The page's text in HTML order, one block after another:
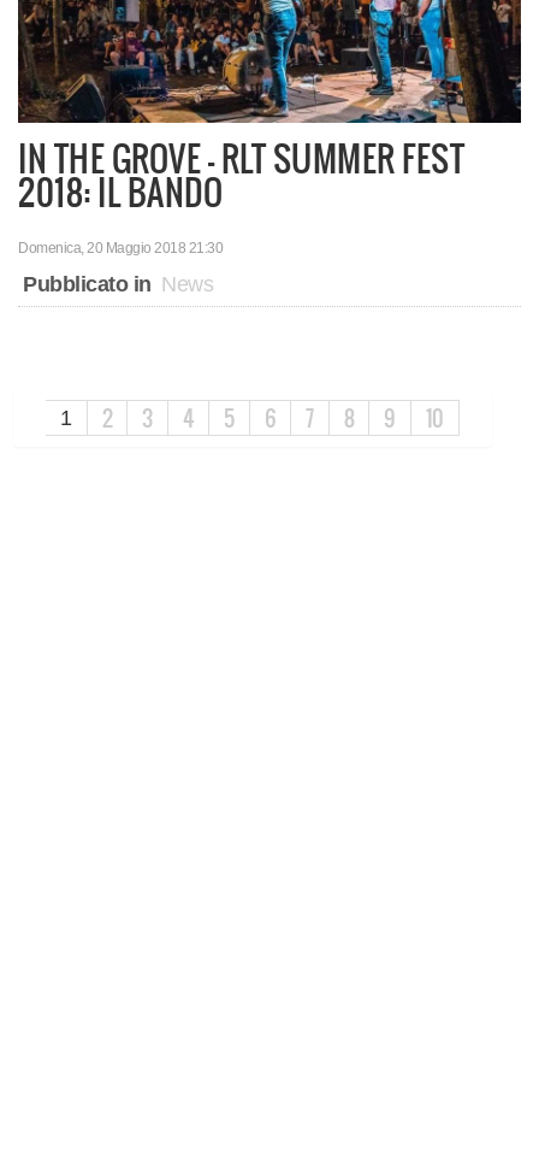
IN THE GROVE - RLT SUMMER FEST
2018: IL BANDO
Domenica, 20 Maggio 2018 21:30
Pubblicato in News
1 2 3 4 5 6 7 8 9 10